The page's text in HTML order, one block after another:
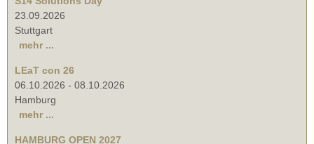
23.09.2026
Stuttgart
mehr ...
LEaT con 26
06.10.2026 - 08.10.2026
Hamburg
mehr ...
HAMBURG OPEN 2027